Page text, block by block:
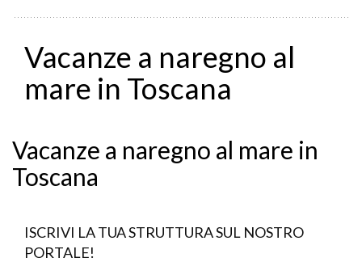
Vacanze a naregno al
mare in Toscana
Vacanze a naregno al mare in
Toscana
ISCRIVI LA TUA STRUTTURA SUL NOSTRO
PORTALE!